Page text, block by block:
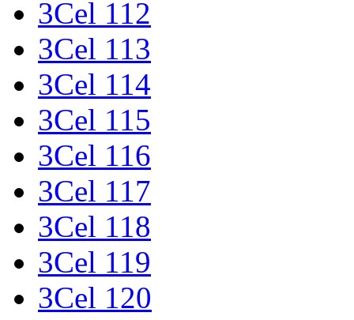
3Cel 112
3Cel 113
3Cel 114
3Cel 115
3Cel 116
3Cel 117
3Cel 118
3Cel 119
3Cel 120